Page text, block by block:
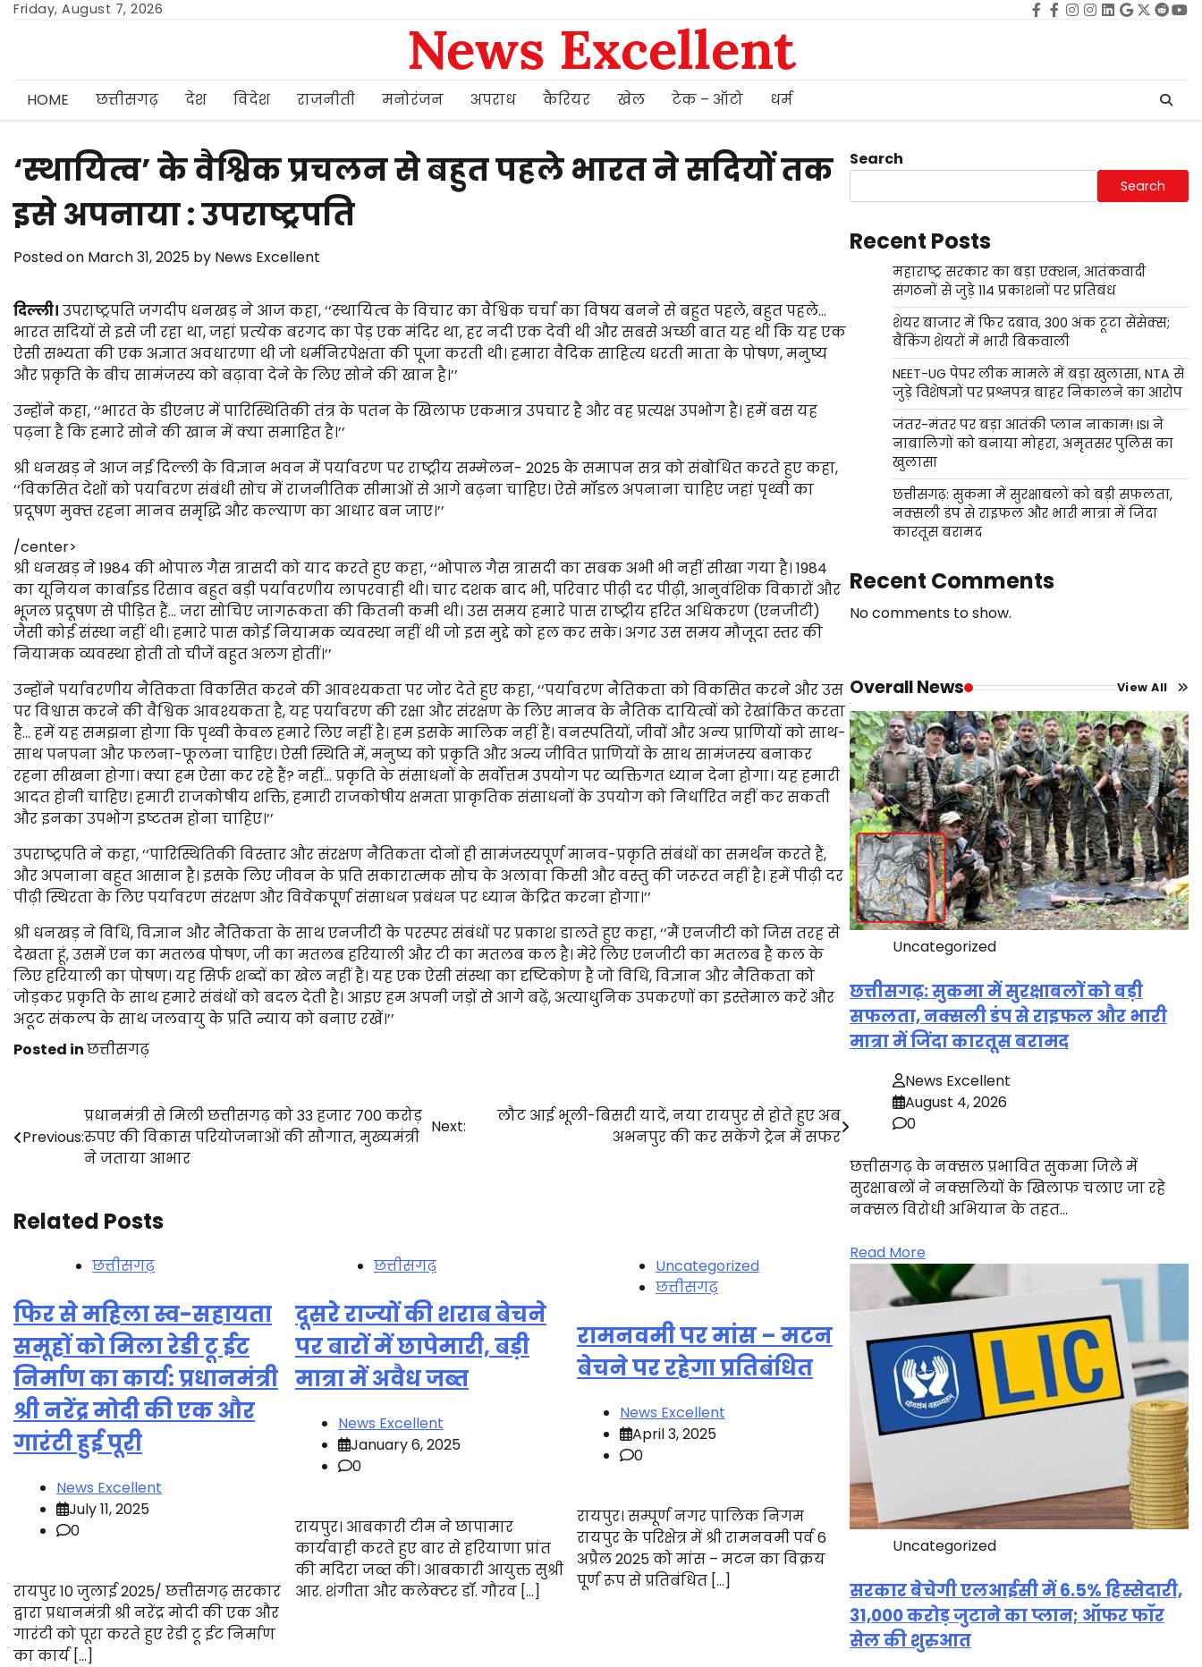
SkipFriday, August 7, 2026 Facebook
facebook
Instagram
instagram
Linkedin
google
Twitter
reddit
News Excellent
HOME छत्तीसगढ़ देश विदेश राजनीती मनोरंजन अपराध कैरियर खेल टेक – ऑटो धर्म
‘स्थायित्व’ के वैश्विक प्रचलन से बहुत पहले भारत ने सदियों तक
इसे अपनाया : उपराष्ट्रपति
Posted on March 31, 2025 by News Excellent
दिल्ली। उपराष्ट्रपति जगदीप धनखड़ ने आज कहा, ‘‘स्‍थायि‍त्‍व के विचार का वैश्विक चर्चा का विषय बनने से बहुत पहले, बहुत पहले…
भारत सदियों से इसे जी रहा था, जहां प्रत्‍येक बरगद का पेड़ एक मंदिर था, हर नदी एक देवी थी और सबसे अच्छी बात यह थी कि यह एक
ऐसी सभ्यता की एक अज्ञात अवधारणा थी जो धर्मनिरपेक्षता की पूजा करती थी। हमारा वैदिक साहित्य धरती माता के पोषण, मनुष्य
और प्रकृति के बीच सामंजस्य को बढ़ावा देने के लिए सोने की खान है।’’
उन्होंने कहा, ‘‘भारत के डीएनए में पारिस्थितिकी तंत्र के पतन के खिलाफ एकमात्र उपचार है और वह प्रत्यक्ष उपभोग है। हमें बस यह
पढ़ना है कि हमारे सोने की खान में क्या समाहित है।’’
श्री धनखड़ ने आज नई दिल्ली के विज्ञान भवन में पर्यावरण पर राष्ट्रीय सम्मेलन- 2025 के समापन सत्र को संबोधित करते हुए कहा,
‘‘विकसित देशों को पर्यावरण संबंधी सोच में राजनीतिक सीमाओं से आगे बढ़ना चाहिए। ऐसे मॉडल अपनाना चाहिए जहां पृथ्‍वी का
प्रदूषण मुक्‍त रहना मानव समृद्धि और कल्याण का आधार बन जाए।’’
/center>
श्री धनखड़ ने 1984 की भोपाल गैस त्रासदी को याद करते हुए कहा, ‘‘भोपाल गैस त्रासदी का सबक अभी भी नहीं सीखा गया है। 1984
का यूनियन कार्बाइड रिसाव बहुत बड़ी पर्यावरणीय लापरवाही थी। चार दशक बाद भी, परिवार पीढ़ी दर पीढ़ी, आनुवंशिक विकारों और
भूजल प्रदूषण से पीड़ित हैं… जरा सोचिए जागरूकता की कितनी कमी थी। उस समय हमारे पास राष्‍ट्रीय हरित अधिकरण (एनजीटी)
जैसी कोई संस्था नहीं थी। हमारे पास कोई नियामक व्यवस्था नहीं थी जो इस मुद्दे को हल कर सके। अगर उस समय मौजूदा स्तर की
नियामक व्यवस्था होती तो चीजें बहुत अलग होतीं।’’
उन्होंने पर्यावरणीय नैतिकता विकसित करने की आवश्यकता पर जोर देते हुए कहा, ‘‘पर्यावरण नैतिकता को विकसित करने और उस
पर विश्वास करने की वैश्विक आवश्यकता है, यह पर्यावरण की रक्षा और संरक्षण के लिए मानव के नैतिक दायित्वों को रेखांकित करता
है… हमें यह समझना होगा कि पृथ्‍वी केवल हमारे लिए नहीं है। हम इसके मालिक नहीं हैं। वनस्पतियों, जीवों और अन्‍य प्राणियों को साथ-
साथ पनपना और फलना-फूलना चाहिए। ऐसी स्थिति में, मनुष्य को प्रकृति और अन्य जीवित प्राणियों के साथ सामंजस्‍य बनाकर
रहना सीखना होगा। क्या हम ऐसा कर रहे हैं? नहीं… प्रकृति के संसाधनों के सर्वोत्तम उपयोग पर व्यक्तिगत ध्यान देना होगा। यह हमारी
आदत होनी चाहिए। हमारी राजकोषीय शक्ति, हमारी राजकोषीय क्षमता प्राकृतिक संसाधनों के उपयोग को निर्धारित नहीं कर सकती
और इनका उपभोग इष्टतम होना चाहिए।’’
उपराष्‍ट्रपति ने कहा, ‘‘पारिस्थितिकी विस्तार और संरक्षण नैतिकता दोनों ही सामंजस्यपूर्ण मानव-प्रकृति संबंधों का समर्थन करते हैं,
और अपनाना बहुत आसान है। इसके लिए जीवन के प्रति सकारात्मक सोच के अलावा किसी और वस्‍तु की जरूरत नहीं है। हमें पीढ़ी दर
पीढ़ी स्थिरता के लिए पर्यावरण संरक्षण और विवेकपूर्ण संसाधन प्रबंधन पर ध्यान केंद्रित करना होगा।’’
श्री धनखड़ ने विधि, विज्ञान और नैतिकता के साथ एनजीटी के परस्पर संबंधों पर प्रकाश डालते हुए कहा, ‘‘मैं एनजीटी को जिस तरह से
देखता हूं, उसमें एन का मतलब पोषण, जी का मतलब हरियाली और टी का मतलब कल है। मेरे लिए एनजीटी का मतलब है कल के
लिए हरियाली का पोषण। यह सिर्फ शब्दों का खेल नहीं है। यह एक ऐसी संस्था का दृष्टिकोण है जो विधि, विज्ञान और नैतिकता को
जोड़कर प्रकृति के साथ हमारे संबंधों को बदल देती है। आइए हम अपनी जड़ों से आगे बढ़ें, अत्याधुनिक उपकरणों का इस्तेमाल करें और
अटूट संकल्प के साथ जलवायु के प्रति न्याय को बनाए रखें।’’
Posted inछत्तीसगढ़
navigation
Previous:
प्रधानमंत्री से मिली छत्तीसगढ़ को 33 हजार 700 करोड़
रुपए की विकास परियोजनाओं की सौगात, मुख्यमंत्री
ने जताया आभार
Next:
लौट आई भूली-बिसरी यादें, नया रायपुर से होते हुए अब
अभनपुर की कर सकेंगे ट्रेन में सफर
Related Posts
छत्तीसगढ़
फिर से महिला स्व-सहायता
समूहों को मिला रेडी टू ईट
निर्माण का कार्य: प्रधानमंत्री
श्री नरेंद्र मोदी की एक और
गारंटी हुई पूरी
News Excellent
July 11, 2025
0
रायपुर 10 जुलाई 2025/ छत्तीसगढ़ सरकार
द्वारा प्रधानमंत्री श्री नरेंद्र मोदी की एक और
गारंटी को पूरा करते हुए रेडी टू ईट निर्माण
का कार्य […]
छत्तीसगढ़
दूसरे राज्यों की शराब बेचने
पर बारों में छापेमारी, बड़ी
मात्रा में अवैध जब्त
News Excellent
January 6, 2025
0
रायपुर। आबकारी टीम ने छापामार
कार्यवाही करते हुए बार से हरियाणा प्रांत
की मदिरा जब्त की। आबकारी आयुक्त सुश्री
आर. शंगीता और कलेक्टर डॉ. गौरव […]
Uncategorized
छत्तीसगढ़
रामनवमी पर मांस – मटन
बेचने पर रहेगा प्रतिबंधित
News Excellent
April 3, 2025
0
रायपुर। सम्पूर्ण नगर पालिक निगम
रायपुर के परिक्षेत्र में श्री रामनवमी पर्व 6
अप्रैल 2025 को मांस – मटन का विक्रय
पूर्ण रूप से प्रतिबंधित […]
Search
Search
Recent Posts
महाराष्ट्र सरकार का बड़ा एक्शन, आतंकवादी
संगठनों से जुड़े 114 प्रकाशनों पर प्रतिबंध
शेयर बाजार में फिर दबाव, 300 अंक टूटा सेंसेक्स;
बैंकिंग शेयरों में भारी बिकवाली
NEET-UG पेपर लीक मामले में बड़ा खुलासा, NTA से
जुड़े विशेषज्ञों पर प्रश्नपत्र बाहर निकालने का आरोप
जंतर-मंतर पर बड़ा आतंकी प्लान नाकाम! ISI ने
नाबालिगों को बनाया मोहरा, अमृतसर पुलिस का
खुलासा
छत्तीसगढ़: सुकमा में सुरक्षाबलों को बड़ी सफलता,
नक्सली डंप से राइफल और भारी मात्रा में जिंदा
कारतूस बरामद
Recent Comments
No comments to show.
Overall News View All
Uncategorized
छत्तीसगढ़: सुकमा में सुरक्षाबलों को बड़ी
सफलता, नक्सली डंप से राइफल और भारी
मात्रा में जिंदा कारतूस बरामद
News Excellent
August 4, 2026
0
छत्तीसगढ़ के नक्सल प्रभावित सुकमा जिले में
सुरक्षाबलों ने नक्सलियों के खिलाफ चलाए जा रहे
नक्सल विरोधी अभियान के तहत…
Read More
Uncategorized
सरकार बेचेगी एलआईसी में 6.5% हिस्सेदारी,
31,000 करोड़ जुटाने का प्लान; ऑफर फॉर
सेल की शुरुआत